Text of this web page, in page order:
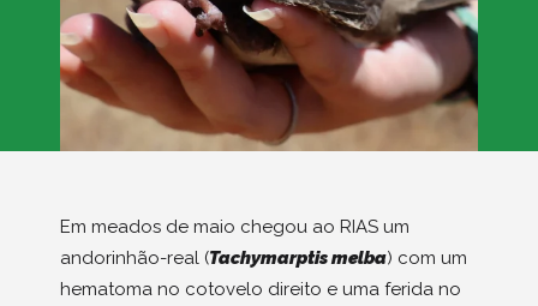
Em meados de maio chegou ao RIAS um
andorinhão-real (Tachymarptis melba) com um
hematoma no cotovelo direito e uma ferida no